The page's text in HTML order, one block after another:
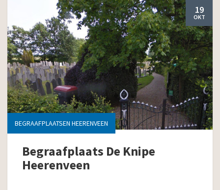
19
OKT
BEGRAAFPLAATSEN HEERENVEEN
Begraafplaats De Knipe
Heerenveen